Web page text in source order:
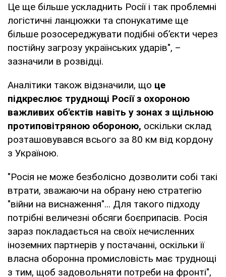
Це ще більше ускладнить Росії і так проблемні
логістичні ланцюжки та спонукатиме ще
більше розосереджувати подібні об’єкти через
постійну загрозу українських ударів", –
зазначили в розвідці.
Аналітики також відзначили, що це
підкреслює труднощі Росії з охороною
важливих об'єктів навіть у зонах з щільною
протиповітряною обороною, оскільки склад
розташовувався всього за 80 км від кордону
з Україною.
"Росія не може безболісно дозволити собі такі
втрати, зважаючи на обрану нею стратегію
"війни на виснаження"... Для такого підходу
потрібні величезні обсяги боєприпасів. Росія
зараз покладається на своїх нечисленних
іноземних партнерів у постачанні, оскільки її
власна оборонна промисловість має труднощі
з тим, щоб задовольняти потреби на фронті",